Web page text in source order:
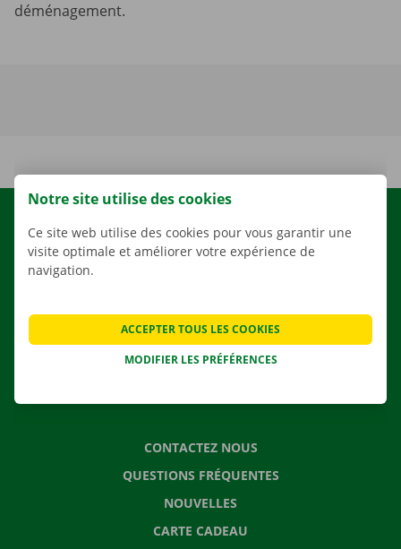
déménagement.
LOCATION
NOS VÉHICULES
APPLI
SOLUTIONS DE DÉMÉNAGEMENT
CONTACTEZ NOUS
QUESTIONS FRÉQUENTES
NOUVELLES
CARTE CADEAU
Notre site utilise des cookies
Ce site web utilise des cookies pour vous garantir une
visite optimale et améliorer votre expérience de
navigation.
MODIFIER LES PRÉFÉRENCES
ACCEPTER TOUS LES COOKIES